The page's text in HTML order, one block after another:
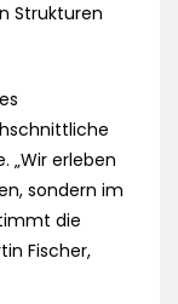
Strukturen
„Wir erleben
sondern im
die
Fischer,